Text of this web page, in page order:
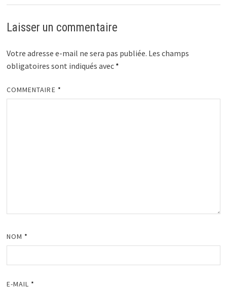
Laisser un commentaire
Votre adresse e-mail ne sera pas publiée. Les champs
obligatoires sont indiqués avec *
COMMENTAIRE *
NOM *
E-MAIL *